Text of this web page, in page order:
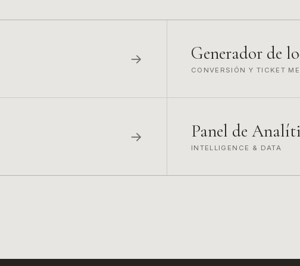
→ Generador de
CONVERSIÓN Y TICKET
→ Panel de
INTELLIGENCE & DATA